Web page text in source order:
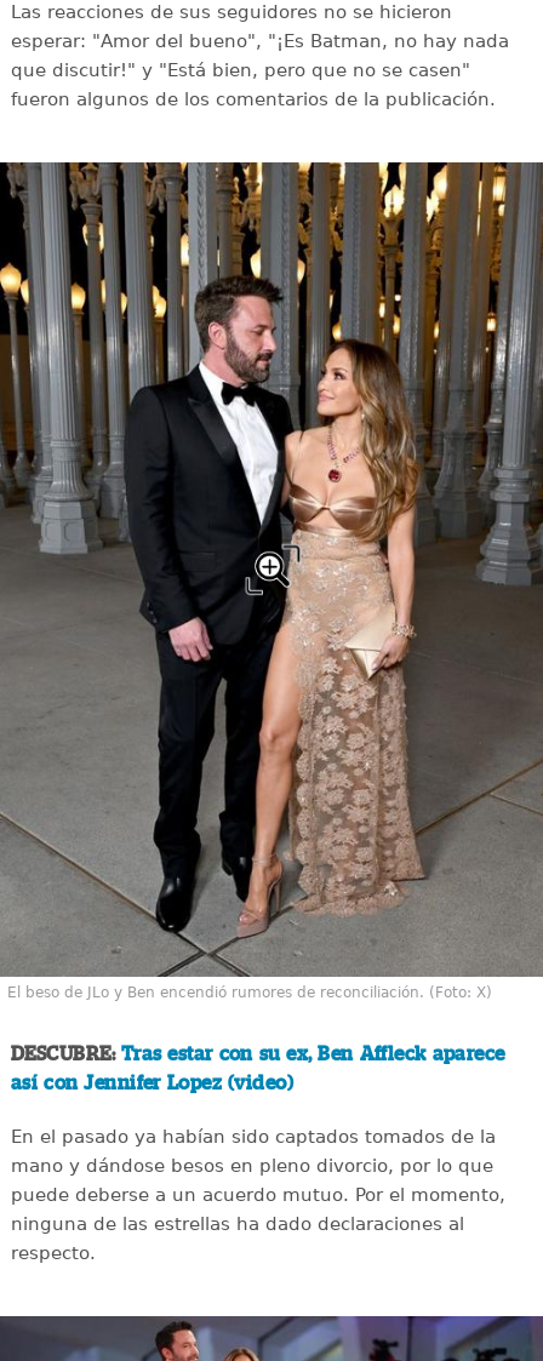
Las reacciones de sus seguidores no se hicieron
esperar: "Amor del bueno", "¡Es Batman, no hay nada
que discutir!" y "Está bien, pero que no se casen"
fueron algunos de los comentarios de la publicación.
El beso de JLo y Ben encendió rumores de reconciliación. (Foto: X)
DESCUBRE: Tras estar con su ex, Ben Affleck aparece
así con Jennifer Lopez (video)
En el pasado ya habían sido captados tomados de la
mano y dándose besos en pleno divorcio, por lo que
puede deberse a un acuerdo mutuo. Por el momento,
ninguna de las estrellas ha dado declaraciones al
respecto.